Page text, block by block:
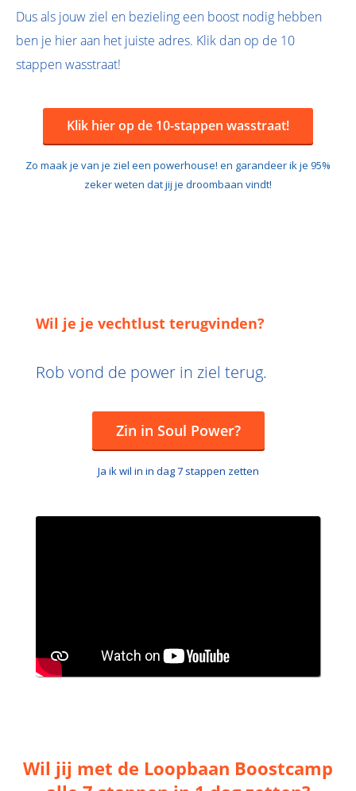
Dus als jouw ziel en bezieling een boost nodig hebben
ben je hier aan het juiste adres. Klik dan op de 10
stappen wasstraat!
Klik hier op de 10-stappen wasstraat!
Zo maak je van je ziel een powerhouse! en garandeer ik je 95%
zeker weten dat jij je droombaan vindt!
Wil je je vechtlust terugvinden?
Rob vond de power in ziel terug.
Zin in Soul Power?
Ja ik wil in in dag 7 stappen zetten
Wil jij met de Loopbaan Boostcamp